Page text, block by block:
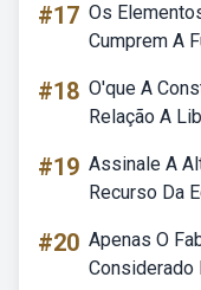
#17 Os
Cumprem A
#18 O'que A
Relação A
#19 Assinale A
Recurso Da
#20 Apenas O
Considerado